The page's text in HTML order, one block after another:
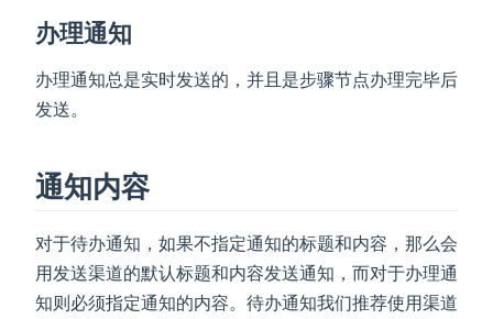
办理通知
办理通知总是实时发送的，并且是步骤节点办理完毕后
发送。
通知内容
对于待办通知，如果不指定通知的标题和内容，那么会
用发送渠道的默认标题和内容发送通知，而对于办理通
知则必须指定通知的内容。待办通知我们推荐使用渠道